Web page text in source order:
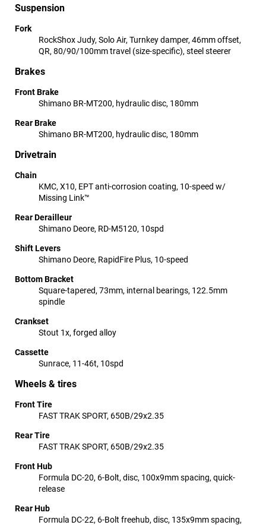
Suspension
Fork
RockShox Judy, Solo Air, Turnkey damper, 46mm offset,
QR, 80/90/100mm travel (size-specific), steel steerer
Brakes
Front Brake
Shimano BR-MT200, hydraulic disc, 180mm
Rear Brake
Shimano BR-MT200, hydraulic disc, 180mm
Drivetrain
Chain
KMC, X10, EPT anti-corrosion coating, 10-speed w/
Missing Link™
Rear Derailleur
Shimano Deore, RD-M5120, 10spd
Shift Levers
Shimano Deore, RapidFire Plus, 10-speed
Bottom Bracket
Square-tapered, 73mm, internal bearings, 122.5mm
spindle
Crankset
Stout 1x, forged alloy
Cassette
Sunrace, 11-46t, 10spd
Wheels & tires
Front Tire
FAST TRAK SPORT, 650B/29x2.35
Rear Tire
FAST TRAK SPORT, 650B/29x2.35
Front Hub
Formula DC-20, 6-Bolt, disc, 100x9mm spacing, quick-
release
Rear Hub
Formula DC-22, 6-Bolt freehub, disc, 135x9mm spacing,